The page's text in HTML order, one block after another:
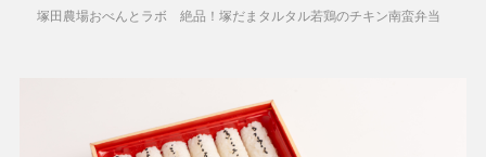
塚田農場おべんとラボ 絶品！塚だまタルタル若鶏のチキン南蛮弁当